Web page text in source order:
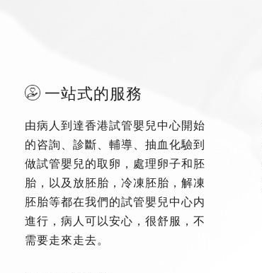
一站式的服務
由病人到達香港試管嬰兒中心開始
的咨詢、診斷、輔導、抽血化驗到
做試管嬰兒的取卵，處理卵子和胚
胎，以及放胚胎，冷凍胚胎，解凍
胚胎等都在我們的試管嬰兒中心内
進行，病人可以安心，很舒服，不
需要走來走去。